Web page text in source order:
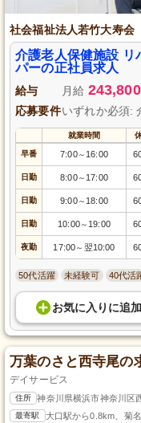
社会福祉法人若竹大寿会
介護老人保健施設 リ
パーの正社員求人
給与 月給 243,800
応募要件いずれか必須:
就業時間
早番 7:00～ 16:00
日勤 8:00～ 17:00
日勤 9:00～ 18:00
日勤 10:00～ 19:00
夜勤 17:00～ 翌10:00
50代活躍 未経験可 40代活
お気に入り に追加
万葉のさと西寺尾の
デイサービス
住所 神奈川県横浜市神奈川区
最寄駅 大口駅から0.8km、菊